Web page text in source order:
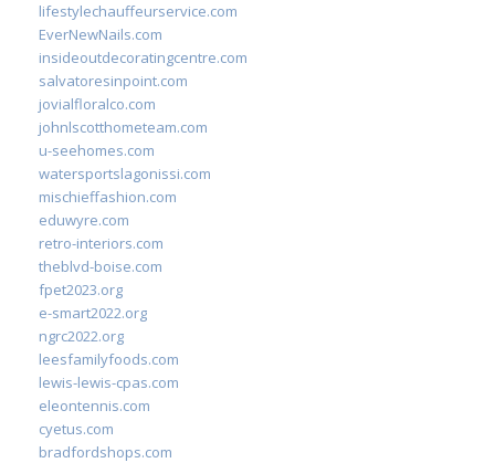
lifestylechauffeurservice.com
EverNewNails.com
insideoutdecoratingcentre.com
salvatoresinpoint.com
jovialfloralco.com
johnlscotthometeam.com
u-seehomes.com
watersportslagonissi.com
mischieffashion.com
eduwyre.com
retro-interiors.com
theblvd-boise.com
fpet2023.org
e-smart2022.org
ngrc2022.org
leesfamilyfoods.com
lewis-lewis-cpas.com
eleontennis.com
cyetus.com
bradfordshops.com